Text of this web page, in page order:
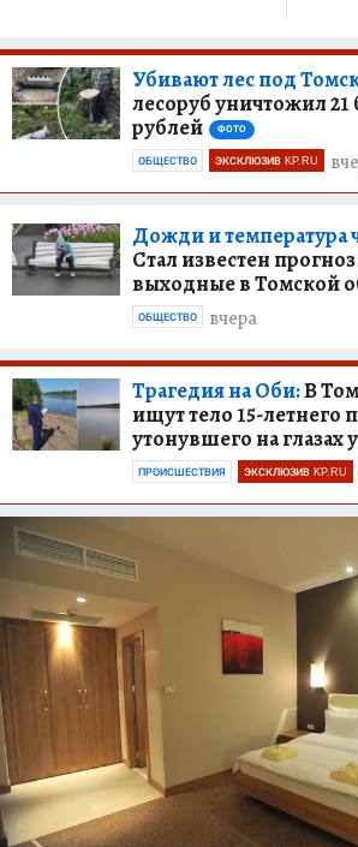
Убивают лес под
лесоруб уничтожил 21
рублей
ФОТО
ОБЩЕСТВО ЭКСКЛЮЗИВ KP.RU
Дожди и температура
Стал известен
выходные в Томской
вчера
ОБЩЕСТВО
Трагедия на Оби:В
ищут тело 15-летнего
утонувшего на глазах
ПРОИСШЕСТВИЯ ЭКСКЛЮЗИВ KP.RU